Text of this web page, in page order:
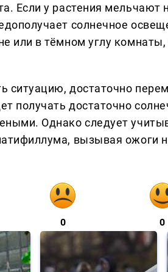
Если у растения
солнечное
или в тёмном углу
ситуацию, достаточно
получать достаточно
Однако следует
вызывая ожоги
0 0